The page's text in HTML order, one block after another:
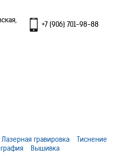
+7 (906) 701-98-88
Лазерная гравировка
Тиснение
Вышивка